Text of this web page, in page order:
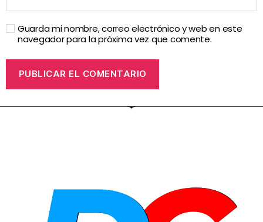
Guarda mi nombre, correo electrónico y web en este
navegador para la próxima vez que comente.